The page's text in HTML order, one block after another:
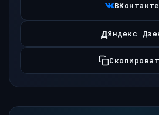
ВКонтакте
ДЯндекс